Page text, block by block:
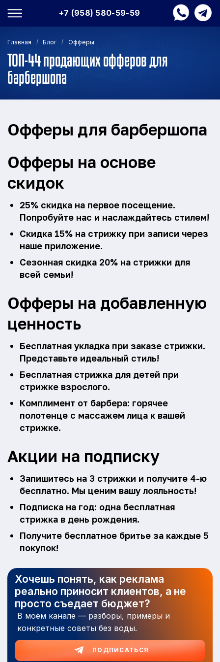
+7 (958) 580-59-59
Главная / Блог / Офферы
ТОП-44 продающих офферов для
барбершопа
Офферы для барбершопа
Офферы на основе
скидок
25% скидка на первое посещение.
Попробуйте нас и наслаждайтесь стилем!
Скидка 15% на стрижку при записи через
наше приложение.
Сезонная скидка 20% на стрижки для
всей семьи!
Офферы на добавленную
ценность
Бесплатная укладка при заказе стрижки.
Представьте идеальный стиль!
Бесплатная стрижка для детей при
стрижке взрослого.
Комплимент от барбера: горячее
полотенце с массажем лица к вашей
стрижке.
Акции на подписку
Запишитесь на 3 стрижки и получите 4-ю
бесплатно. Мы ценим вашу лояльность!
Подписка на год: одна бесплатная
стрижка в день рождения.
Получите бесплатное бритье за каждые 5
покупок!
Хочешь понять, как реклама
реально приносит клиентов, а не
просто съедает бюджет?
В моём канале — разборы, примеры и
конкретные советы без воды.
ПОДПИСАТЬСЯ